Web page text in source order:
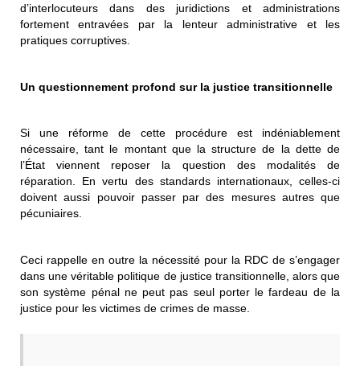
d’interlocuteurs dans des juridictions et administrations
fortement entravées par la lenteur administrative et les
pratiques corruptives.
Un questionnement profond sur la justice transitionnelle
Si une réforme de cette procédure est indéniablement
nécessaire, tant le montant que la structure de la dette de
l’État viennent reposer la question des modalités de
réparation. En vertu des standards internationaux, celles-ci
doivent aussi pouvoir passer par des mesures autres que
pécuniaires.
Ceci rappelle en outre la nécessité pour la RDC de s’engager
dans une véritable politique de justice transitionnelle, alors que
son système pénal ne peut pas seul porter le fardeau de la
justice pour les victimes de crimes de masse.